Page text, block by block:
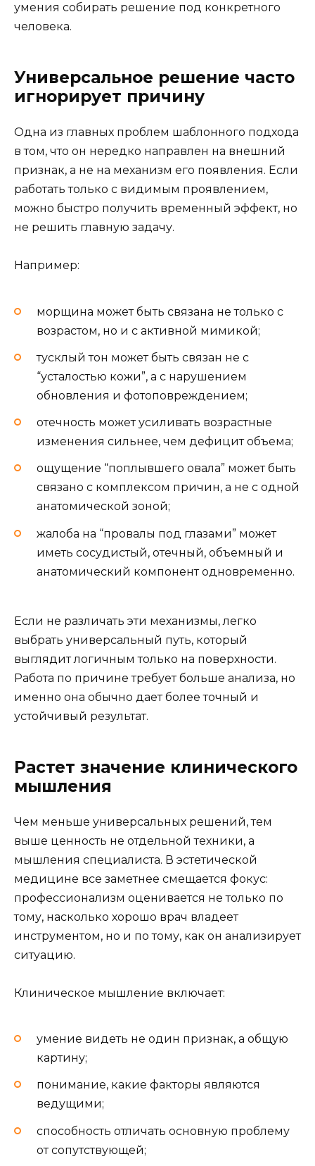
умения собирать решение под конкретного
человека.
Универсальное решение часто
игнорирует причину
Одна из главных проблем шаблонного подхода
в том, что он нередко направлен на внешний
признак, а не на механизм его появления. Если
работать только с видимым проявлением,
можно быстро получить временный эффект, но
не решить главную задачу.
Например:
морщина может быть связана не только с
возрастом, но и с активной мимикой;
тусклый тон может быть связан не с
“усталостью кожи”, а с нарушением
обновления и фотоповреждением;
отечность может усиливать возрастные
изменения сильнее, чем дефицит объема;
ощущение “поплывшего овала” может быть
связано с комплексом причин, а не с одной
анатомической зоной;
жалоба на “провалы под глазами” может
иметь сосудистый, отечный, объемный и
анатомический компонент одновременно.
Если не различать эти механизмы, легко
выбрать универсальный путь, который
выглядит логичным только на поверхности.
Работа по причине требует больше анализа, но
именно она обычно дает более точный и
устойчивый результат.
Растет значение клинического
мышления
Чем меньше универсальных решений, тем
выше ценность не отдельной техники, а
мышления специалиста. В эстетической
медицине все заметнее смещается фокус:
профессионализм оценивается не только по
тому, насколько хорошо врач владеет
инструментом, но и по тому, как он анализирует
ситуацию.
Клиническое мышление включает:
умение видеть не один признак, а общую
картину;
понимание, какие факторы являются
ведущими;
способность отличать основную проблему
от сопутствующей;